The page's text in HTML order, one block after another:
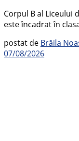
Corpul B al Liceului
este încadrat în
postat de Brăila
07/08/2026